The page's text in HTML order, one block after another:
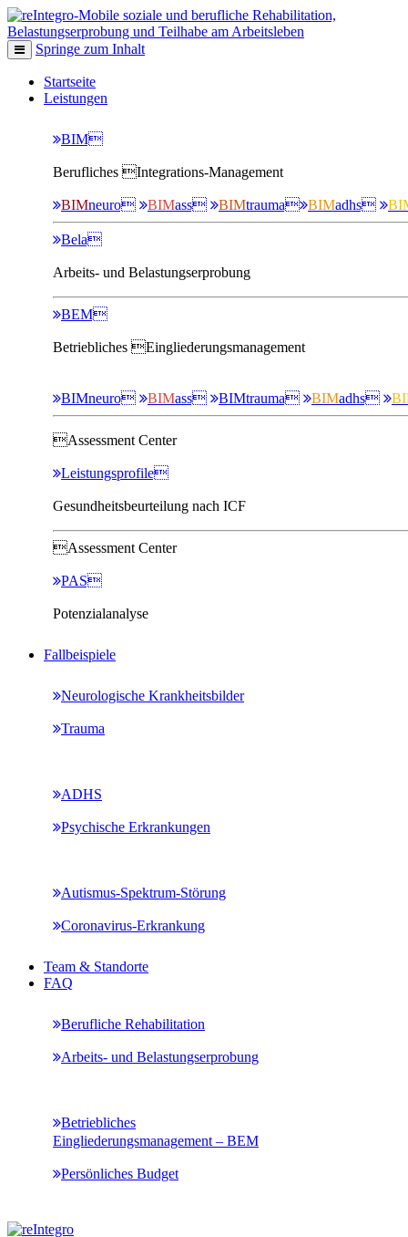
Springe zum Inhalt
Startseite
Leistungen
BIM
Berufliches Integrations-Management
BIMneuro BIMass BIMtrauma BIMadhs
Bela
Arbeits- und Belastungserprobung
BEM
Betriebliches Eingliederungsmanagement
BIMneuro BIMass BIMtrauma BIMadhs
Assessment Center
Leistungsprofile
Gesundheitsbeurteilung nach ICF
Assessment Center
PAS
Potenzialanalyse
Fallbeispiele
Neurologische Krankheitsbilder
Trauma
ADHS
Psychische Erkrankungen
Autismus-Spektrum-Störung
Coronavirus-Erkrankung
Team & Standorte
FAQ
Berufliche Rehabilitation
Arbeits- und Belastungserprobung
Betriebliches
Eingliederungsmanagement – BEM
Persönliches Budget